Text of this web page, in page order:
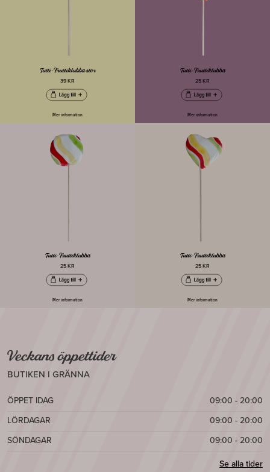
Tutti-Fruttiklubba stor
39 KR
Mer information
Tutti-Fruttiklubba
25 KR
Mer information
Tutti-Fruttiklubba
25 KR
Mer information
Tutti-Fruttiklubba
25 KR
Mer information
Veckans öppettider
BUTIKEN I GRÄNNA
ÖPPET IDAG
09:00 - 20:00
LÖRDAGAR
09:00 - 20:00
SÖNDAGAR
09:00 - 20:00
Se alla tider